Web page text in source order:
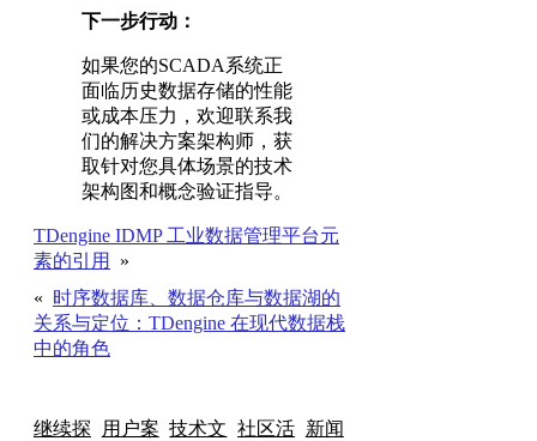
下一步行动：
如果您的SCADA系统正
面临历史数据存储的性能
或成本压力，欢迎联系我
们的解决方案架构师，获
取针对您具体场景的技术
架构图和概念验证指导。
TDengine IDMP 工业数据管理平台元
素的引用
»
« 时序数据库、数据仓库与数据湖的
关系与定位：TDengine 在现代数据栈
中的角色
继续探
用户案 技术文 社区活 新闻